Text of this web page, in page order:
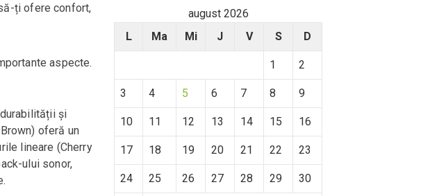
ți ofere confort,
aspecte.
și
oferă un
lineare (Cherry
ului sonor,
august 2026
L
Ma Mi J V S D
1 2
3 4 5 6 7 8 9
10 11 12 13 14 15 16
17 18 19 20 21 22 23
24 25 26 27 28 29 30